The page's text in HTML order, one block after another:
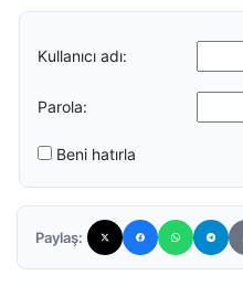
Kullanıcı adı:
Parola:
Beni hatırla
Paylaş: